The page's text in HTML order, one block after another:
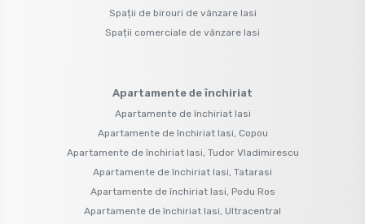
Spații de birouri de vânzare Iasi
Spații comerciale de vânzare Iasi
Apartamente de închiriat
Apartamente de închiriat Iasi
Apartamente de închiriat Iasi, Copou
Apartamente de închiriat Iasi, Tudor Vladimirescu
Apartamente de închiriat Iasi, Tatarasi
Apartamente de închiriat Iasi, Podu Ros
Apartamente de închiriat Iasi, Ultracentral